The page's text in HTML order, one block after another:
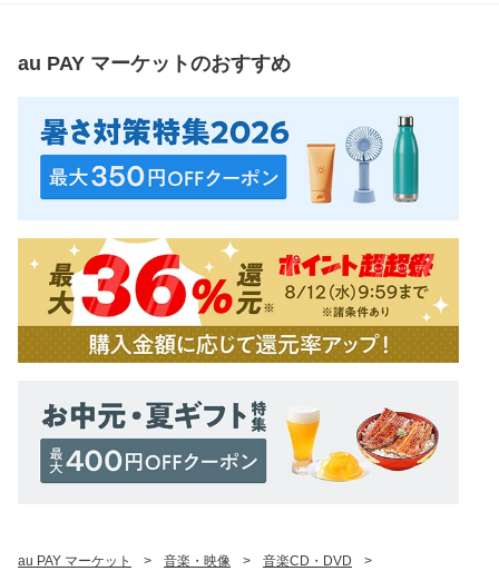
au PAY マーケットのおすすめ
au PAY マーケット > 音楽・映像 > 音楽CD・DVD
>